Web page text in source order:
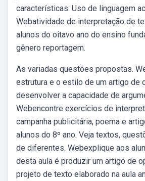
características: Uso de linguagem
Webatividade de interpretação de
alunos do oitavo ano do ensino
gênero reportagem.
As variadas questões propostas.
estrutura e o estilo de um artigo de
desenvolver a capacidade de
Webencontre exercícios de
campanha publicitária, poema e
alunos do 8º ano. Veja textos,
de diferentes. Webexplique aos
desta aula é produzir um artigo de
projeto de texto elaborado na aula